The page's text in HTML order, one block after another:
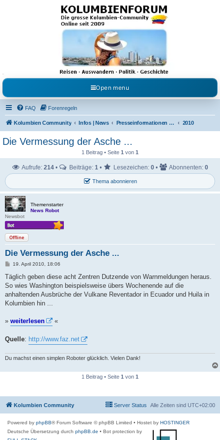
Kolumbienforum - Das
grosse Forum der
Freunde Kolumbiens
Reisen, Auswandern, Kultur, Politik, Geschichte und Visum in Kolumbien und Venezuela.
Austausch, Erfahrungen und Gemeinschaft im Kolumbienforum
Open menu
FAQ Forenregeln
Kolumbien Community Infos | News Presseinformationen & Neuigkeiten 2010
Die Vermessung der Asche ...
1 Beitrag • Seite 1 von 1
Thema abonnieren
Aufrufe: 214 • Beiträge: 1 • Lesezeichen: 0 • Abonnenten: 0
Themenstarter
News Robot
Newsbot
Offline
Die Vermessung der Asche ...
B
i
r
a
19. April 2010, 18:06
Täglich geben diese acht Zentren Dutzende von Warnmeldungen heraus.
So wies Washington beispielsweise übers Wochenende auf die
anhaltenden Ausbrüche der Vulkane Reventador in Ecuador und Huila in
Kolumbien hin ...
» weiterlesen «
Quelle: http://www.faz.net
Du machst einen simplen Roboter glücklich. Vielen Dank!
1 Beitrag • Seite 1 von 1
Kolumbien Community Alle Zeiten sind UTC+02:00
Server Status
Powered by phpBB® Forum Software © phpBB Limited • Hostet by HOSTINGER
Deutsche Übersetzung durch phpBB.de • Bot protection by